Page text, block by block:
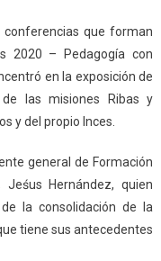
que forman
2020 – Pedagogía con
en la exposición de
las misiones Ribas y
y del propio Inces.
general de Formación
Hernández, quien
la consolidación de la
tiene sus antecedentes